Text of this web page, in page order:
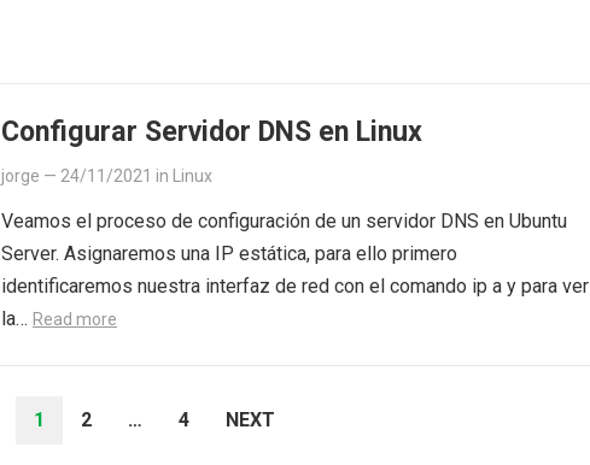
Configurar Servidor DNS en Linux
jorge — 24/11/2021 in Linux
Veamos el proceso de configuración de un servidor DNS en Ubuntu
Server. Asignaremos una IP estática, para ello primero
identificaremos nuestra interfaz de red con el comando ip a y para ver
la… Read more
1 2 … 4 NEXT